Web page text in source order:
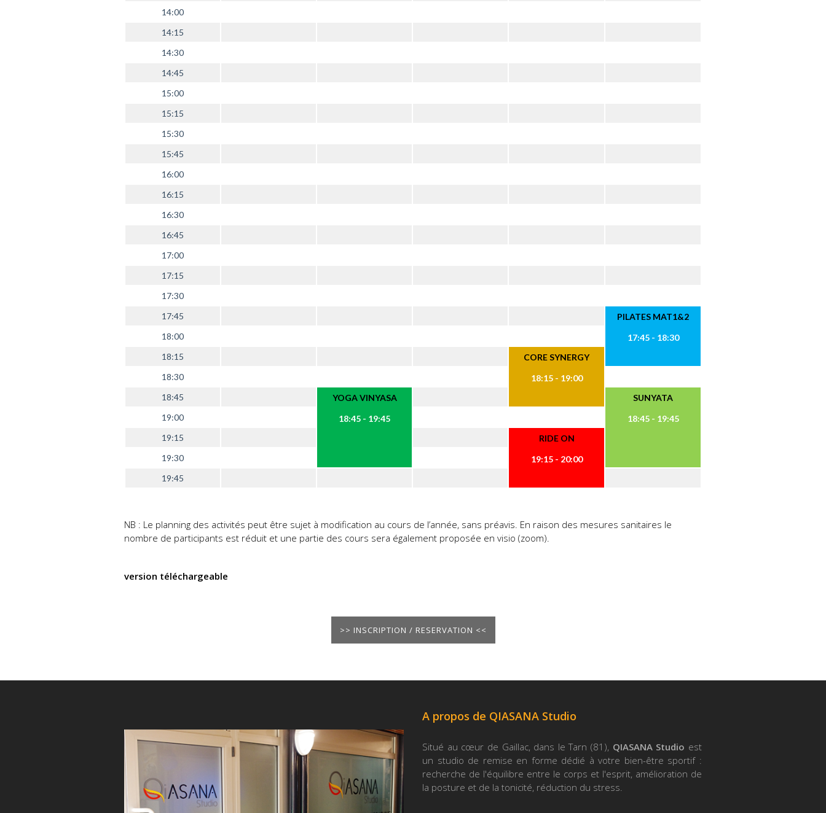
14:00
14:15
14:30
14:45
15:00
15:15
15:30
15:45
16:00
16:15
16:30
16:45
17:00
17:15
17:30
17:45
PILATES MAT1&2
17:45 - 18:30
18:00
18:15
CORE SYNERGY
18:15 - 19:00
18:30
18:45
YOGA VINYASA
18:45 - 19:45
SUNYATA
18:45 - 19:45
19:00
19:15
RIDE ON
19:15 - 20:00
19:30
19:45
NB : Le planning des activités peut être sujet à modification au cours de l’année, sans préavis. En raison des mesures sanitaires le
nombre de participants est réduit et une partie des cours sera également proposée en visio (zoom).
version téléchargeable
>> INSCRIPTION / RESERVATION <<
A propos de QIASANA Studio
Situé au cœur de Gaillac, dans le Tarn (81), QIASANA Studio est
un studio de remise en forme dédié à votre bien-être sportif :
recherche de l'équilibre entre le corps et l'esprit, amélioration de
la posture et de la tonicité, réduction du stress.